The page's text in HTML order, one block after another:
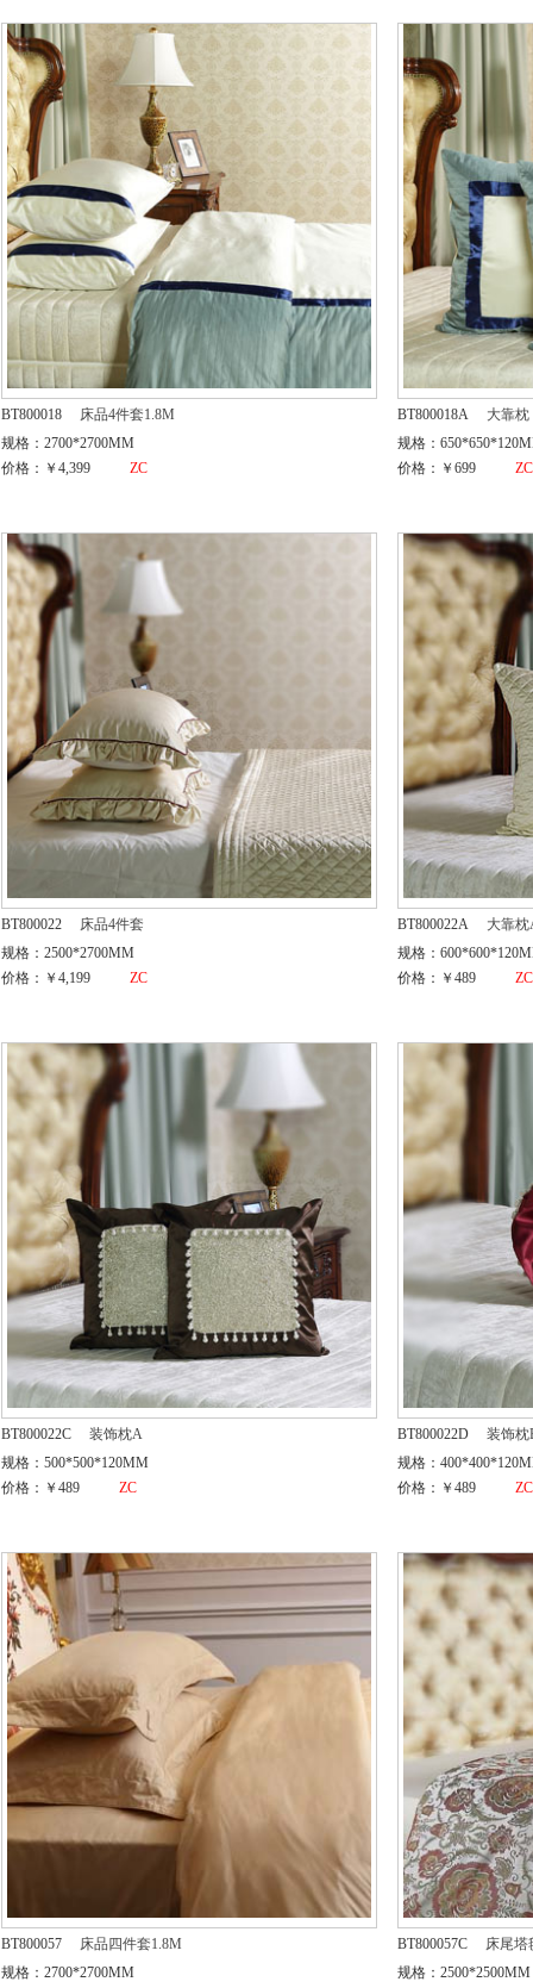
BT800018
床品4件套1.8M
规格：2700*2700MM
价格：￥4,399
ZC
BT800018A
大靠枕
规格：
价格：￥699
ZC
BT800022
床品4件套
规格：2500*2700MM
价格：￥4,199
ZC
BT800022A
大靠
规格：
价格：￥489
ZC
BT800022C
装饰枕A
规格：500*500*120MM
价格：￥489
ZC
BT800022D
装饰枕
规格：
价格：￥489
ZC
BT800057
床品四件套1.8M
规格：2700*2700MM
BT800057C
床尾塔
规格：2500*2500MM